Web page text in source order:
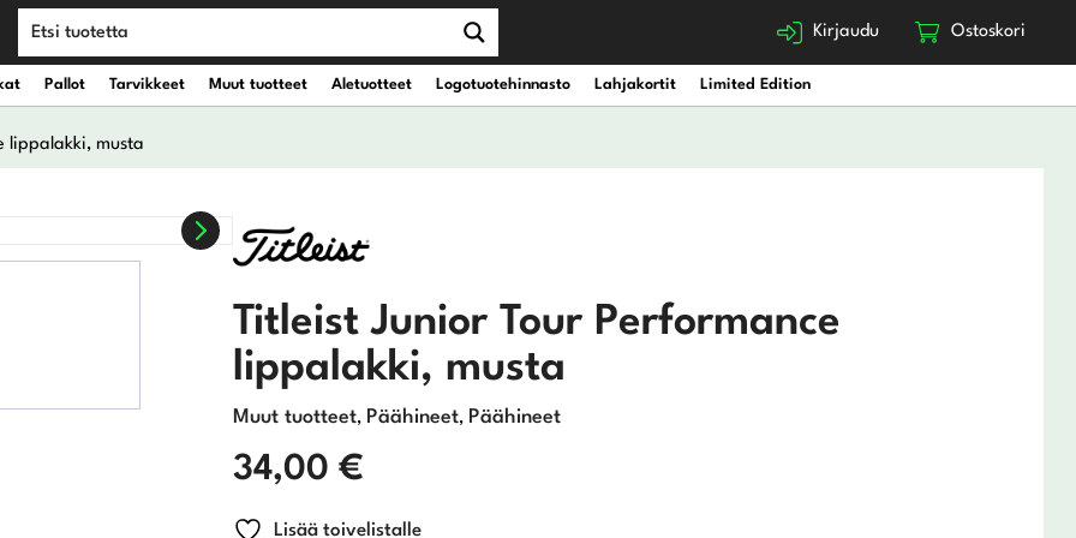
Kirjaudu Ostoskori
Pallot Tarvikkeet Muut tuotteet Aletuotteet Logotuotehinnasto Lahjakortit Limited Edition
lippalakki, musta
Titleist Junior Tour Performance
lippalakki, musta
Muut tuotteet, Päähineet, Päähineet
34,00 €
Lisää toivelistalle